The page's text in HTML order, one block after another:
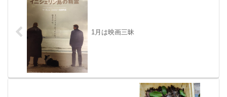
1月は映画三昧